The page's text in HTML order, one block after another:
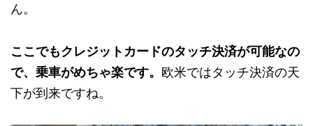
ん。
ここでもクレジットカードのタッチ決済が可能なの
で、乗車がめちゃ楽です。 欧米ではタッチ決済の天
下が到来ですね。